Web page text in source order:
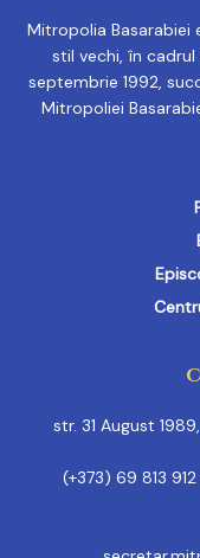
Mitropolia
stil vechi, în cadrul
septembrie 1992,
Mitropoliei
str. 31 August
(+373) 69 813